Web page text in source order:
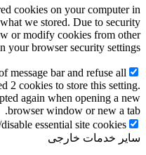
list of stored cookies on your
check what we stored. Due
able to show or modify cookies
these in your browser
hiding of message bar and
We need 2 cookies to store
be prompted again when
browser window or
to enable/disable essential site
خارجی